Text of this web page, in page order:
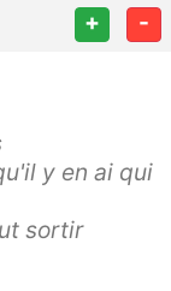
+ -
y en ai qui
sortir